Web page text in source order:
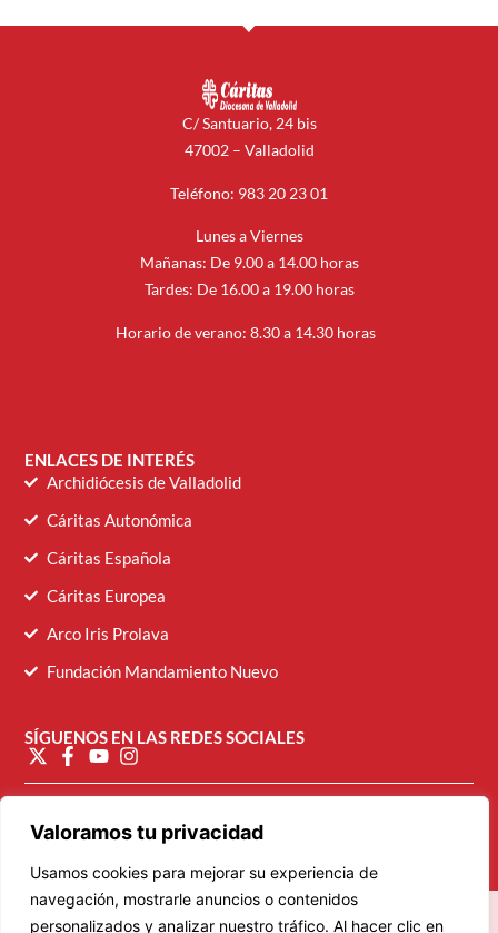
Valoramos tu privacidad
Usamos cookies para mejorar su experiencia de
navegación, mostrarle anuncios o contenidos
personalizados y analizar nuestro tráfico. Al hacer clic en
C/ Santuario, 24 bis
47002 – Valladolid
Teléfono: 983 20 23 01
Lunes a Viernes
Mañanas: De 9.00 a 14.00 horas
Tardes: De 16.00 a 19.00 horas
Horario de verano: 8.30 a 14.30 horas
ENLACES DE INTERÉS
Archidiócesis de Valladolid
Cáritas Autonómica
Cáritas Española
Cáritas Europea
Arco Iris Prolava
Fundación Mandamiento Nuevo
SÍGUENOS EN LAS REDES SOCIALES